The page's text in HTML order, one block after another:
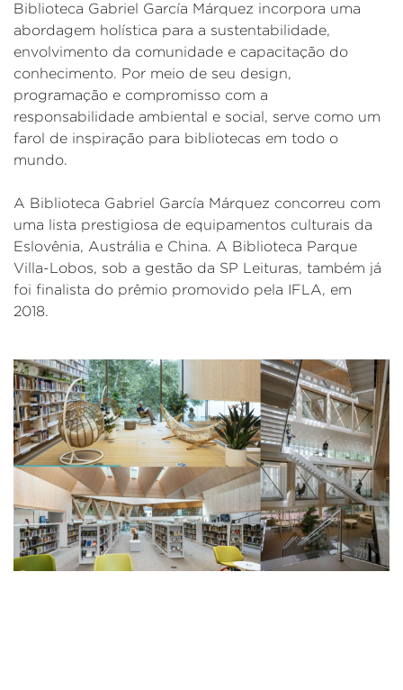
Biblioteca Gabriel García Márquez incorpora uma
abordagem holística para a sustentabilidade,
envolvimento da comunidade e capacitação do
conhecimento. Por meio de seu design,
programação e compromisso com a
responsabilidade ambiental e social, serve como um
farol de inspiração para bibliotecas em todo o
mundo.
A Biblioteca Gabriel García Márquez concorreu com
uma lista prestigiosa de equipamentos culturais da
Eslovênia, Austrália e China. A Biblioteca Parque
Villa-Lobos, sob a gestão da SP Leituras, também já
foi finalista do prêmio promovido pela IFLA, em
2018.